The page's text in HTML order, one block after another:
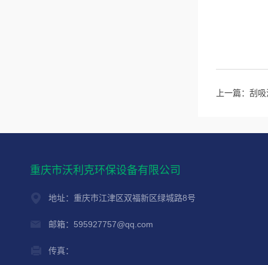
上一篇： 刮吸
重庆市沃利克环保设备有限公司
地址：重庆市江津区双福新区绿城路8号
邮箱：595927757@qq.com
传真：